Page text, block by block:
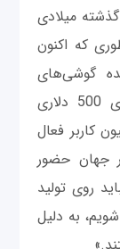
میلادی
که اکنون
کننده گوشی‌های
همراهی است که قادر هستند گوشی‌های 500 دلاری
اکنون بیش از 5 میلیون کاربر فعال
کاربری که در 196 کشور جهان حضور
روی تولید
به دلیل